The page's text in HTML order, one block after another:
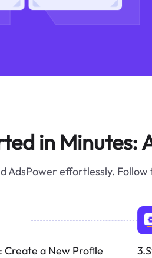
in Minutes:
AdsPower effortlessly.
Create a New Profile